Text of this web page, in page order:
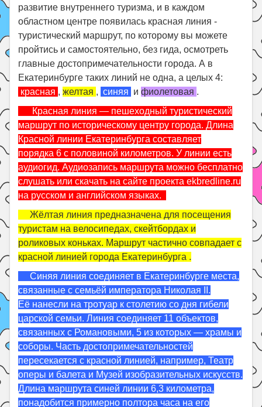
развитие внутреннего туризма, и в каждом
областном центре появилась красная линия -
туристический маршрут, по которому вы можете
пройтись и самостоятельно, без гида, осмотреть
главные достопримечательности города. А в
Екатеринбурге таких линий не одна, а целых 4:
красная ,желтая , синяя ифиолетовая .
Красная линия — пешеходный туристический
маршрут по историческому центру города. Длина
Красной линии Екатеринбурга составляет
порядка 6 с половиной километров. У линии есть
аудиогид. Аудиозапись маршрута можно бесплатно
слушать или скачать на сайте проекта ekbredline.ru
на русском и английском языках.
Жёлтая линия предназначена для посещения
туристам на велосипедах, скейтбордах и
роликовых коньках. Маршрут частично совпадает с
красной линией города Екатеринбурга .
Синяя линия соединяет в Екатеринбурге места,
связанные с семьёй императора Николая II.
Её нанесли на тротуар к столетию со дня гибели
царской семьи. Линия соединяет 11 объектов,
связанных с Романовыми, 5 из которых — храмы и
соборы. Часть достопримечательностей
пересекается с красной линией, например, Театр
оперы и балета и Музей изобразительных искусств.
Длина маршрута синей линии 6,3 километра,
понадобится примерно полтора часа на его